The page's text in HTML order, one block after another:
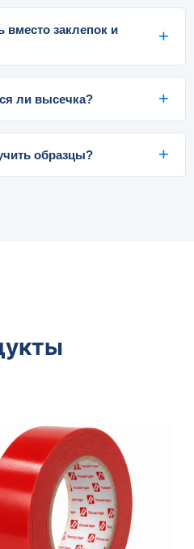
заклепок и
ли высечка?
образцы?
двухсторонняя